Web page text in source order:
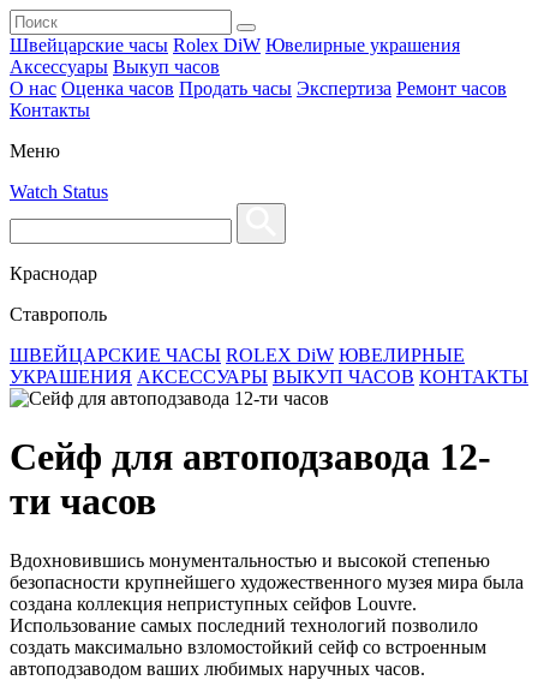
Швейцарские часы Rolex DiW Ювелирные украшения
Аксессуары Выкуп часов
О нас Оценка часов Продать часы Экспертиза Ремонт часов
Контакты
Меню
Watch Status
Краснодар
Ставрополь
ШВЕЙЦАРСКИЕ ЧАСЫ ROLEX DiW ЮВЕЛИРНЫЕ
УКРАШЕНИЯ АКСЕССУАРЫ ВЫКУП ЧАСОВ КОНТАКТЫ
Сейф для автоподзавода 12-
ти часов
Вдохновившись монументальностью и высокой степенью
безопасности крупнейшего художественного музея мира была
создана коллекция неприступных сейфов Louvre.
Использование самых последний технологий позволило
создать максимально взломостойкий сейф со встроенным
автоподзаводом ваших любимых наручных часов.